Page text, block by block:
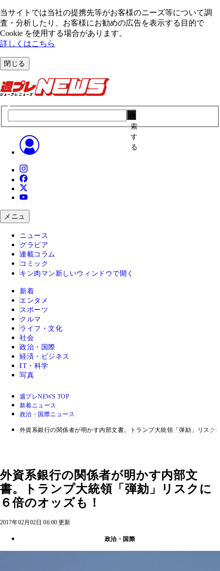
当サイトでは当社の提携先等がお客様のニーズ等について調
査・分析したり、お客様にお勧めの広告を表⽰する⽬的で
Cookie を使⽤する場合があります。
詳しくはこちら
閉じる
索
す
る
メニュ
ニュース
グラビア
連載コラム
コミック
キン肉マン 新しいウィンドウで開く
新着
エンタメ
スポーツ
クルマ
ライフ・文化
社会
政治・国際
経済・ビジネス
IT・科学
写真
週プレNEWS TOP
新着ニュース
政治・国際ニュース
外資系銀行の関係者が明かす内部文書。トランプ大統領「弾劾」リスク
外資系銀行の関係者が明かす内部文
書。トランプ大統領「弾劾」リスクに
６倍のオッズも！
2017年02月02日 06:00 更新
政治・国際